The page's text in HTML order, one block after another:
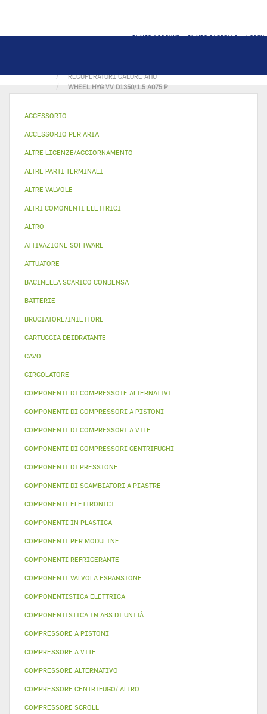
IL MIO ACCOUNT IL MIO CARRELLO LOGIN
RECUPERATORI CALORE AHU
WHEEL HYG VV D1350/1.5 A075 P
ACCESSORIO
ACCESSORIO PER ARIA
ALTRE LICENZE/AGGIORNAMENTO
ALTRE PARTI TERMINALI
ALTRE VALVOLE
ALTRI COMONENTI ELETTRICI
ALTRO
ATTIVAZIONE SOFTWARE
ATTUATORE
BACINELLA SCARICO CONDENSA
BATTERIE
BRUCIATORE/INIETTORE
CARTUCCIA DEIDRATANTE
CAVO
CIRCOLATORE
COMPONENTI DI COMPRESSOIE ALTERNATIVI
COMPONENTI DI COMPRESSORI A PISTONI
COMPONENTI DI COMPRESSORI A VITE
COMPONENTI DI COMPRESSORI CENTRIFUGHI
COMPONENTI DI PRESSIONE
COMPONENTI DI SCAMBIATORI A PIASTRE
COMPONENTI ELETTRONICI
COMPONENTI IN PLASTICA
COMPONENTI PER MODULINE
COMPONENTI REFRIGERANTE
COMPONENTI VALVOLA ESPANSIONE
COMPONENTISTICA ELETTRICA
COMPONENTISTICA IN ABS DI UNITÀ
COMPRESSORE A PISTONI
COMPRESSORE A VITE
COMPRESSORE ALTERNATIVO
COMPRESSORE CENTRIFUGO/ ALTRO
COMPRESSORE SCROLL